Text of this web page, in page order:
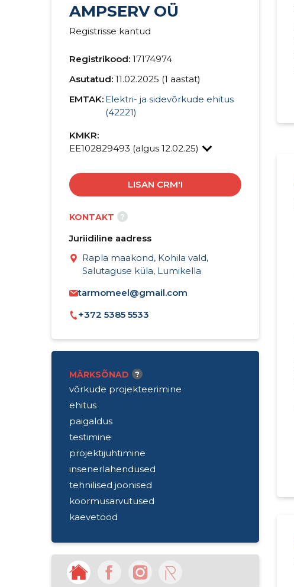
AMPSERV OÜ
Registrisse kantud
Registrikood: 17174974
Asutatud: 11.02.2025 (1 aastat)
EMTAK: Elektri- ja sidevõrkude ehitus
(42221)
KMKR:
EE102829493 (algus 12.02.25)
LISAN CRM'I
KONTAKT ?
Juriidiline aadress
Rapla maakond, Kohila vald,
Salutaguse küla, Lumikella
tarmomeel@gmail.com
+372 5385 5533
MÄRKSÕNAD ?
võrkude projekteerimine
ehitus
paigaldus
testimine
projektijuhtimine
insenerlahendused
tehnilised joonised
koormusarvutused
kaevetööd
tehnoseadmete paigaldus
käivitamine